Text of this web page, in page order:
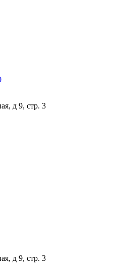
д 9, стр. 3
д 9, стр. 3